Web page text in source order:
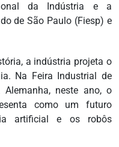
da Indústria e a
de São Paulo (Fiesp) e
a indústria projeta o
Na Feira Industrial de
Alemanha, neste ano, o
como um futuro
artificial e os robôs